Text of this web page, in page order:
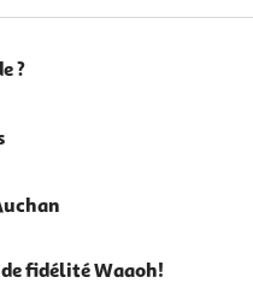
?
de fidélité Waaoh!